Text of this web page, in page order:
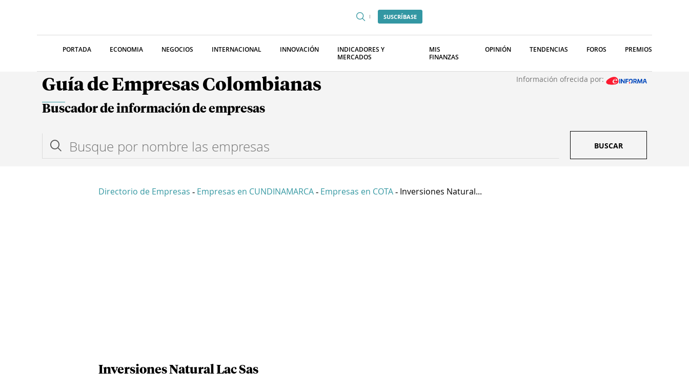
SUSCRÍBASE
PORTADA ECONOMIA NEGOCIOS INTERNACIONAL INNOVACIÓN
INDICADORES Y
MERCADOS
MIS
FINANZAS
OPINIÓN TENDENCIAS FOROS PREMIOS
Guía de Empresas Colombianas Información ofrecida por:
Buscador de información de empresas
BUSCAR
Directorio de Empresas - Empresas en CUNDINAMARCA - Empresas en COTA - Inversiones Natural...
Inversiones Natural Lac Sas